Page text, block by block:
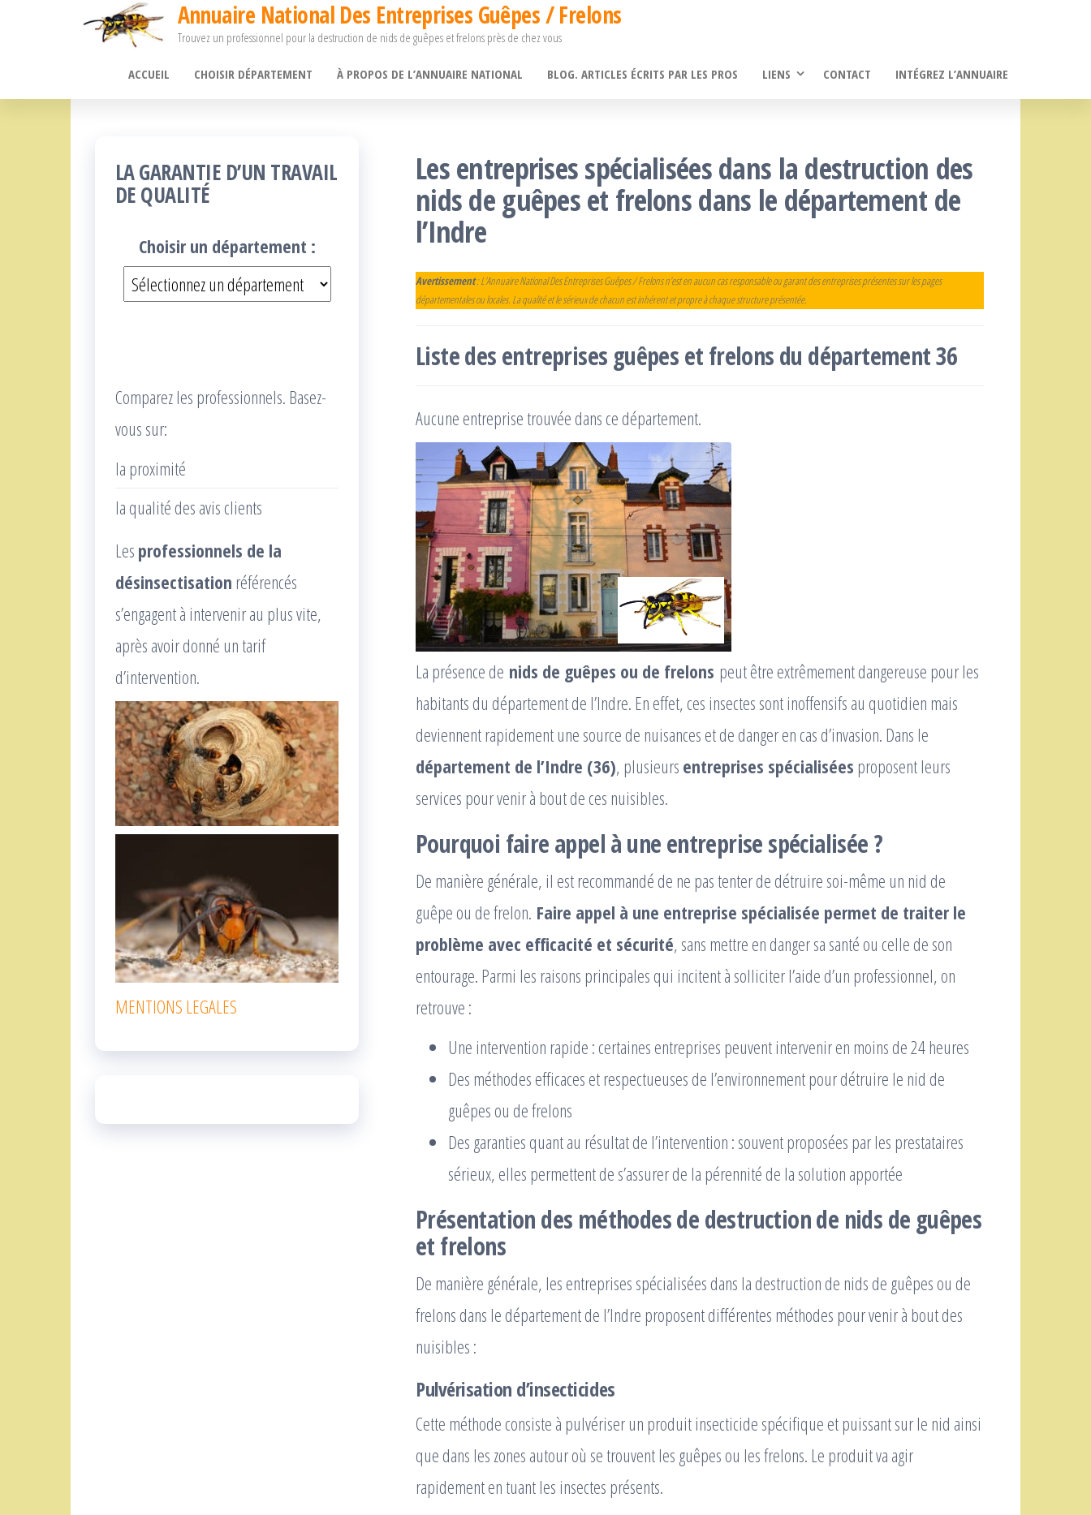
Annuaire National Des Entreprises Guêpes / Frelons
Trouvez un professionnel pour la destruction de nids de guêpes et frelons près de chez vous
ACCUEIL CHOISIR DÉPARTEMENT À PROPOS DE L’ANNUAIRE NATIONAL BLOG. ARTICLES ÉCRITS PAR LES PROS LIENS CONTACT INTÉGREZ L’ANNUAIRE
Les entreprises spécialisées dans la destruction des
nids de guêpes et frelons dans le département de
l’Indre
Avertissement: L’Annuaire National Des Entreprises Guêpes / Frelons n’est en aucun cas responsable ou garant des entreprises présentes sur les pages
départementales ou locales. La qualité et le sérieux de chacun est inhérent et propre à chaque structure présentée.
Liste des entreprises guêpes et frelons du département 36
Aucune entreprise trouvée dans ce département.
La présence de nids de guêpes ou de frelons peut être extrêmement dangereuse pour les
habitants du département de l’Indre. En effet, ces insectes sont inoffensifs au quotidien mais
deviennent rapidement une source de nuisances et de danger en cas d’invasion. Dans le
département de l’Indre (36), plusieurs entreprises spécialisées proposent leurs
services pour venir à bout de ces nuisibles.
Pourquoi faire appel à une entreprise spécialisée ?
De manière générale, il est recommandé de ne pas tenter de détruire soi-même un nid de
guêpe ou de frelon. Faire appel à une entreprise spécialisée permet de traiter le
problème avec efficacité et sécurité, sans mettre en danger sa santé ou celle de son
entourage. Parmi les raisons principales qui incitent à solliciter l’aide d’un professionnel, on
retrouve :
Une intervention rapide : certaines entreprises peuvent intervenir en moins de 24 heures
Des méthodes efficaces et respectueuses de l’environnement pour détruire le nid de
guêpes ou de frelons
Des garanties quant au résultat de l’intervention : souvent proposées par les prestataires
sérieux, elles permettent de s’assurer de la pérennité de la solution apportée
Présentation des méthodes de destruction de nids de guêpes
et frelons
De manière générale, les entreprises spécialisées dans la destruction de nids de guêpes ou de
frelons dans le département de l’Indre proposent différentes méthodes pour venir à bout des
nuisibles :
Pulvérisation d’insecticides
Cette méthode consiste à pulvériser un produit insecticide spécifique et puissant sur le nid ainsi
que dans les zones autour où se trouvent les guêpes ou les frelons. Le produit va agir
rapidement en tuant les insectes présents.
LA GARANTIE D’UN TRAVAIL
DE QUALITÉ
Choisir un département :
Comparez les professionnels. Basez-
vous sur:
la proximité
la qualité des avis clients
Les professionnels de la
désinsectisation référencés
s’engagent à intervenir au plus vite,
après avoir donné un tarif
d’intervention.
MENTIONS LEGALES